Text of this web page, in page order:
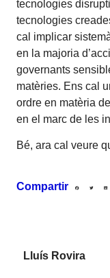
tecnologies
tecnologies
cal implicar
en la majoria
governants
matèries. Ens cal
ordre en matèria
en el marc de les
Bé, ara cal veure
Compartir
Lluís Rovira